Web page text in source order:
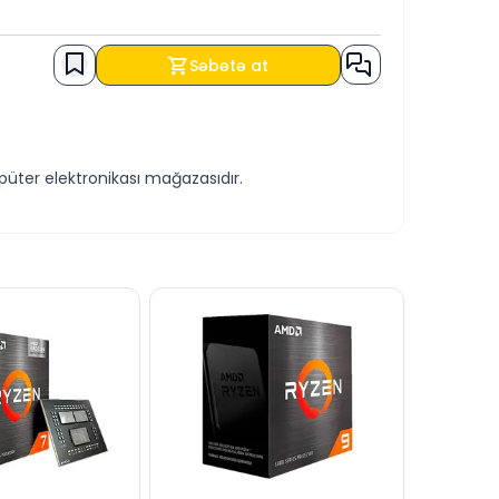
1.55 GHz
Səbətə at
elektronikası mağazasıdır.
bilərsiniz.